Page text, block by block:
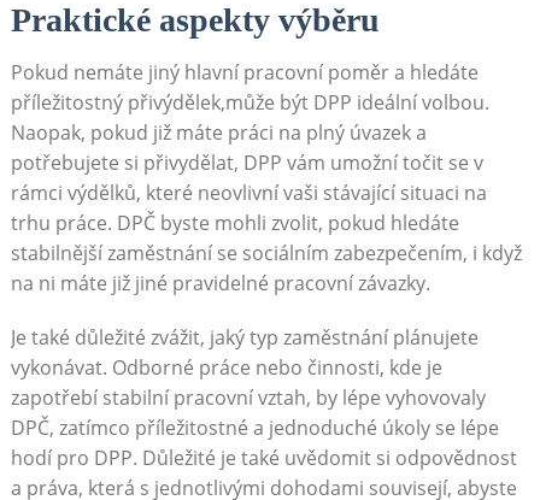
Praktické aspekty výběru
Pokud nemáte jiný hlavní pracovní poměr a hledáte
příležitostný přivýdělek,může být DPP ideální volbou.
Naopak, pokud již máte práci na plný úvazek a
potřebujete si přivydělat, DPP vám umožní točit se v
rámci výdělků, které neovlivní vaši stávající situaci na
trhu práce. DPČ byste mohli zvolit, pokud hledáte
stabilnější zaměstnání se sociálním zabezpečením, i když
na ni máte již jiné pravidelné pracovní závazky.
Je také důležité zvážit, jaký typ zaměstnání plánujete
vykonávat. Odborné práce nebo činnosti, kde je
zapotřebí stabilní pracovní vztah, by lépe vyhovovaly
DPČ, zatímco příležitostné a jednoduché úkoly se lépe
hodí pro DPP. Důležité je také uvědomit si odpovědnost
a práva, která s jednotlivými dohodami souvisejí, abyste